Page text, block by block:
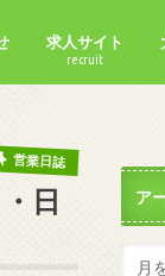
求人サイト
recruit
営業日誌
日
ア